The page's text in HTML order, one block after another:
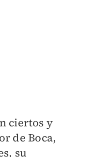
ciertos y
de Boca,
su